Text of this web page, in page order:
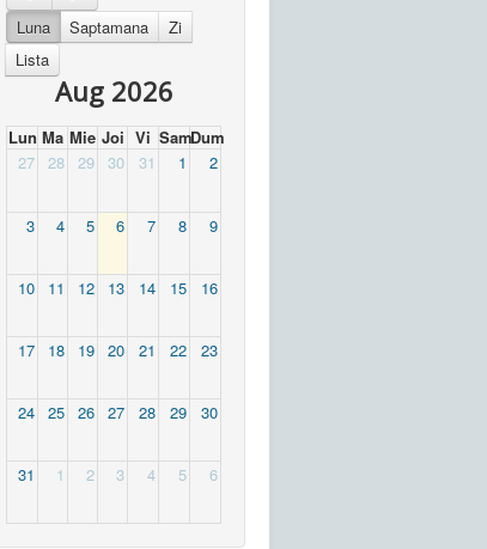
Luna Saptamana
Zi
Lista
Aug 2026
Lun Ma Mie Joi Vi SamDum
27
28 29 30 31 1 2
3 4 5 6 7 8 9
10 11 12 13 14 15 16
17 18 19 20 21 22 23
24 25 26 27 28 29 30
31 1 2 3 4 5 6